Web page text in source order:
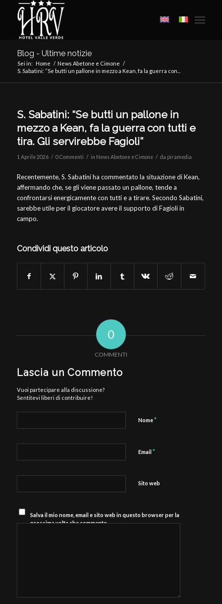
Blog - Ultime notizie
Sei in: Home / News Abetone e Cimone /
S. Sabatini: “Se butti un pallone in mezzo a Kean, fa la guerra con...
S. Sabatini: “Se butti un pallone in
mezzo a Kean, fa la guerra con tutti e
tira. Gli servirebbe Fagioli”
1 Aprile 2026 / 0 Commenti / in News Abetone e Cimone / da piramedia
Recentemente, S. Sabatini ha commentato la situazione di Kean,
affermando che, se gli viene passato un pallone, tende a
confrontarsi energicamente con tutti e a tirare. Secondo Sabatini,
sarebbe utile per il giocatore avere il supporto di Fagioli in
campo.
Condividi questo articolo
0
COMMENTI
Lascia un Commento
Vuoi partecipare alla discussione?
Sentitevi liberi di contribuire!
Nome*
Email *
Sito web
Salva il mio nome, email e sito web in questo browser per la
prossima volta che commento.